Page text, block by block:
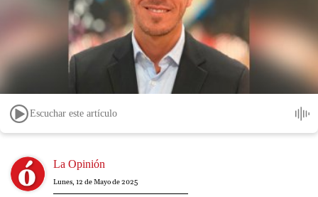
Escuchar este artículo
Image La Opinión
Lunes, 12 de Mayo de 2025